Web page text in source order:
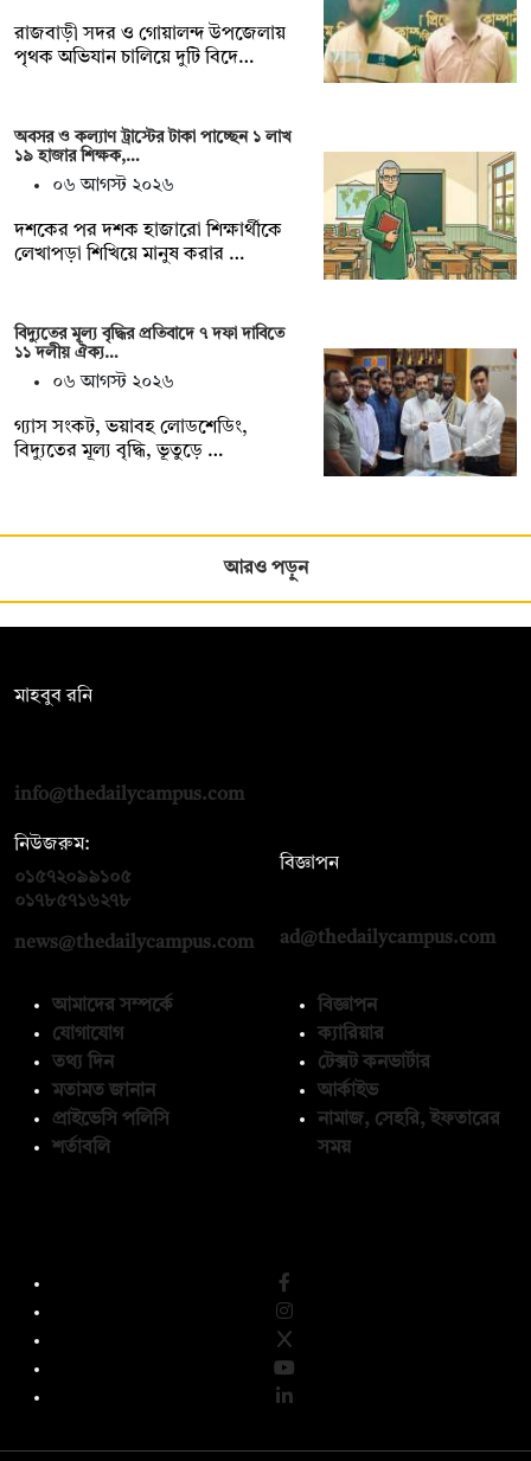
রাজবাড়ী সদর ও গোয়ালন্দ উপজেলায়
পৃথক অভিযান চালিয়ে দুটি বিদে…
অবসর ও কল্যাণ ট্রাস্টের টাকা পাচ্ছেন ১ লাখ
১৯ হাজার শিক্ষক,…
০৬ আগস্ট ২০২৬
দশকের পর দশক হাজারো শিক্ষার্থীকে
লেখাপড়া শিখিয়ে মানুষ করার …
বিদ্যুতের মূল্য বৃদ্ধির প্রতিবাদে ৭ দফা দাবিতে
১১ দলীয় ঐক্য…
০৬ আগস্ট ২০২৬
গ্যাস সংকট, ভয়াবহ লোডশেডিং,
বিদ্যুতের মূল্য বৃদ্ধি, ভূতুড়ে …
আরও পড়ুন
মাহবুব রনি
info@thedailycampus.com
নিউজরুম:
০১৫৭২০৯৯১০৫
০১৭৮৫৭১৬২৭৮
news@thedailycampus.com
বিজ্ঞাপন
ad@thedailycampus.com
আমাদের সম্পর্কে
যোগাযোগ
তথ্য দিন
মতামত জানান
প্রাইভেসি পলিসি
শর্তাবলি
বিজ্ঞাপন
ক্যারিয়ার
টেক্সট কনভার্টার
আর্কাইভ
নামাজ, সেহরি, ইফতারের
সময়